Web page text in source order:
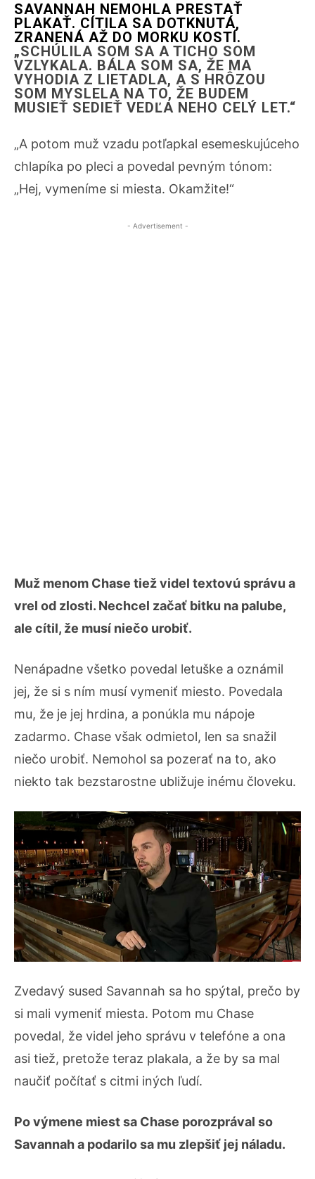
SAVANNAH NEMOHLA PRESTAŤ
PLAKAŤ. CÍTILA SA DOTKNUTÁ,
ZRANENÁ AŽ DO MORKU KOSTÍ.
„SCHÚLILA SOM SA A TICHO SOM
VZLYKALA. BÁLA SOM SA, ŽE MA
VYHODIA Z LIETADLA, A S HRÔZOU
SOM MYSLELA NA TO, ŽE BUDEM
MUSIEŤ SEDIEŤ VEDĽA NEHO CELÝ LET.“
„A potom muž vzadu potľapkal esemeskujúceho
chlapíka po pleci a povedal pevným tónom:
„Hej, vymeníme si miesta. Okamžite!“
- Advertisement -
Muž menom Chase tiež videl textovú správu a
vrel od zlosti. Nechcel začať bitku na palube,
ale cítil, že musí niečo urobiť.
Nenápadne všetko povedal letuške a oznámil
jej, že si s ním musí vymeniť miesto. Povedala
mu, že je jej hrdina, a ponúkla mu nápoje
zadarmo. Chase však odmietol, len sa snažil
niečo urobiť. Nemohol sa pozerať na to, ako
niekto tak bezstarostne ubližuje inému človeku.
Zvedavý sused Savannah sa ho spýtal, prečo by
si mali vymeniť miesta. Potom mu Chase
povedal, že videl jeho správu v telefóne a ona
asi tiež, pretože teraz plakala, a že by sa mal
naučiť počítať s citmi iných ľudí.
Po výmene miest sa Chase porozprával so
Savannah a podarilo sa mu zlepšiť jej náladu.